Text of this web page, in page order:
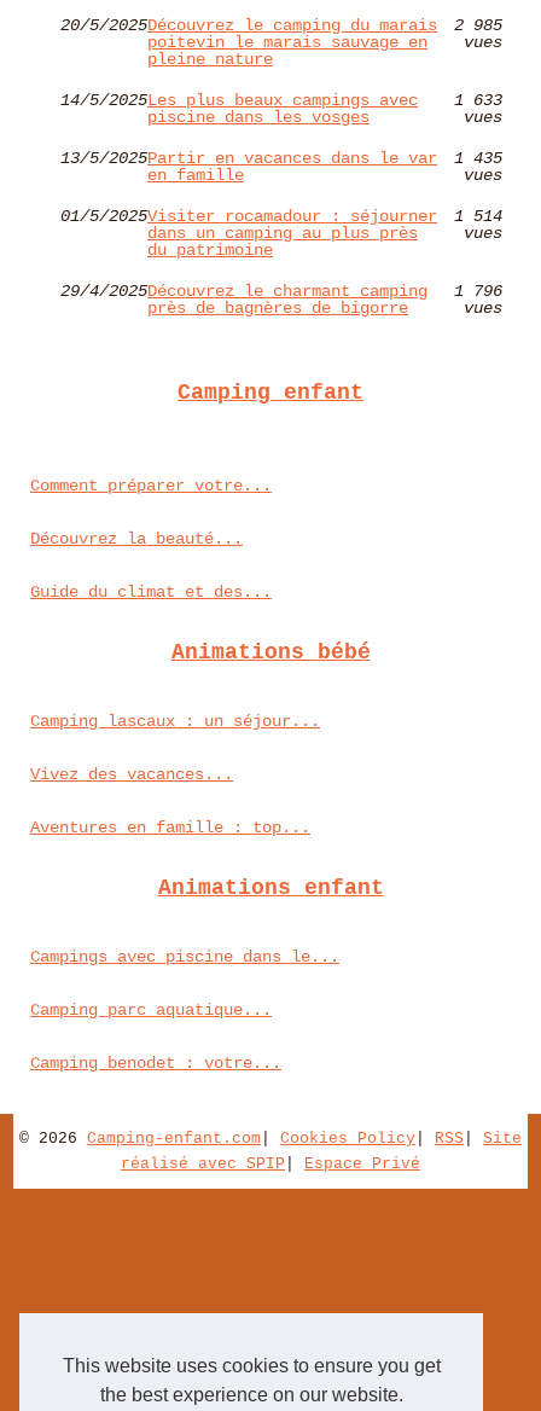
This website uses cookies to ensure you get
the best experience on our website.
20/5/2025Découvrez le camping du marais
poitevin le marais sauvage en
pleine nature
2 985
vues
14/5/2025Les plus beaux campings avec
piscine dans les vosges
1 633
vues
13/5/2025Partir en vacances dans le var
en famille
1 435
vues
01/5/2025Visiter rocamadour : séjourner
dans un camping au plus près
du patrimoine
1 514
vues
29/4/2025Découvrez le charmant camping
près de bagnères de bigorre
1 796
vues
Camping enfant
Comment préparer votre...
Découvrez la beauté...
Guide du climat et des...
Animations bébé
Camping lascaux : un séjour...
Vivez des vacances...
Aventures en famille : top...
Animations enfant
Campings avec piscine dans le...
Camping parc aquatique...
Camping benodet : votre...
© 2026 Camping-enfant.com Cookies Policy RSS
Site
réalisé avec SPIP
Espace Privé